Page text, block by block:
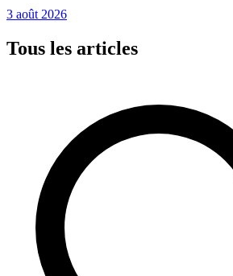
3 août 2026
Tous les articles